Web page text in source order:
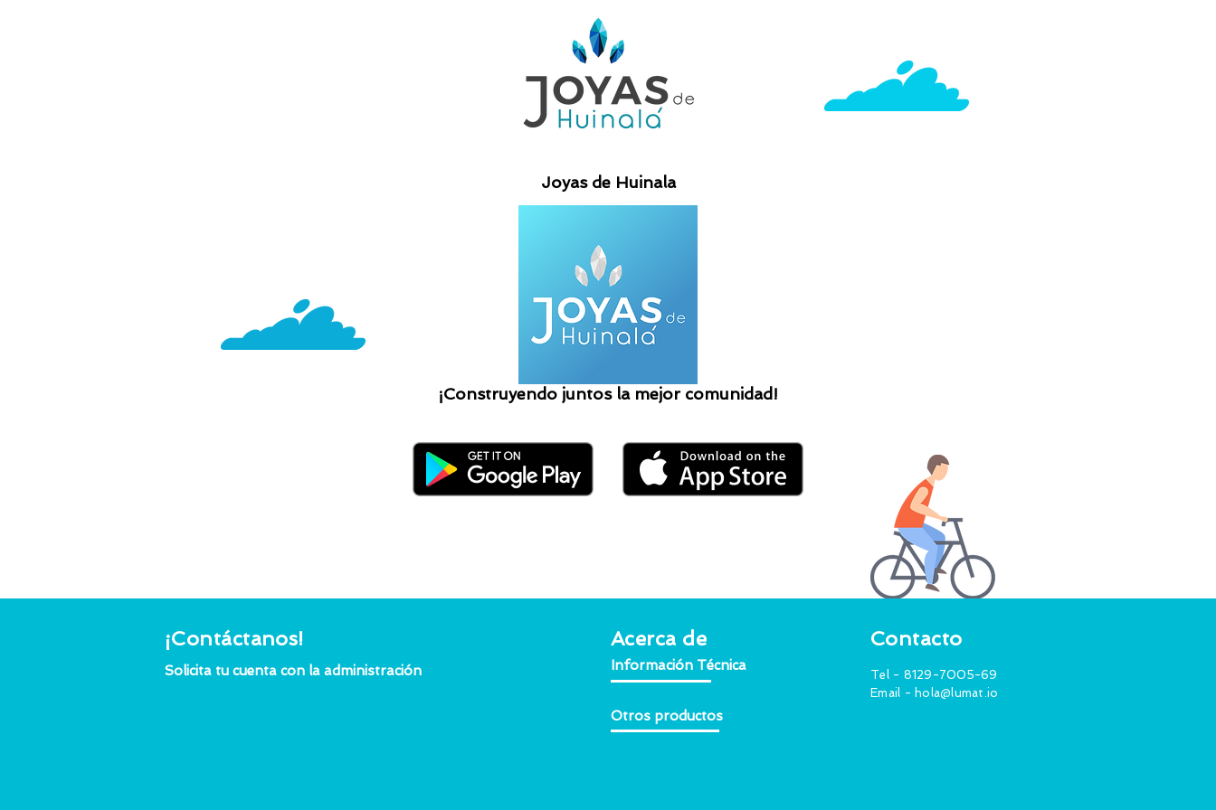
Joyas de Huinala
¡Construyendo juntos la mejor comunidad!
¡Contáctanos!
Solicita tu cuenta con la administración
Acerca de
Información Técnica
Otros productos
Contacto
Tel - 8129-7005-69
Email - hola@lumat.io